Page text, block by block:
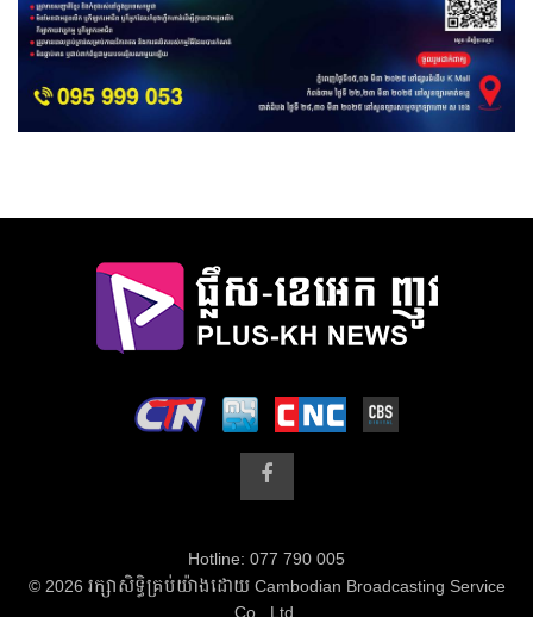
Hotline: 077 790 005
© 2026 រក្សាសិទ្ធិគ្រប់យ៉ាងដោយ Cambodian Broadcasting Service